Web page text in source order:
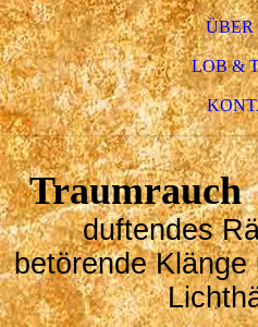
ÜBER
LOB &
Traumrauch
duftendes
betörende